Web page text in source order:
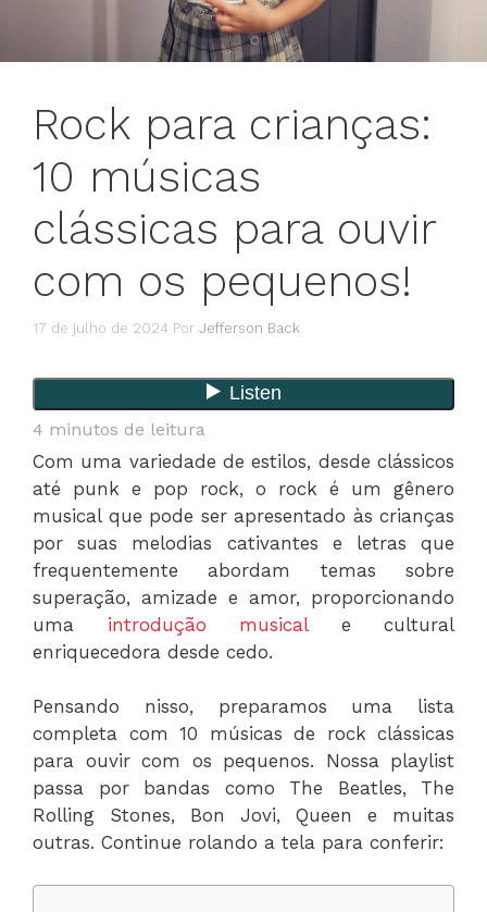
Rock para crianças:
10 músicas
clássicas para ouvir
com os pequenos!
17 de julho de 2024 Por Jefferson Back
4 minutos de leitura
Com uma variedade de estilos, desde clássicos
até punk e pop rock, o rock é um gênero
musical que pode ser apresentado às crianças
por suas melodias cativantes e letras que
frequentemente abordam temas sobre
superação, amizade e amor, proporcionando
uma introdução musicale cultural
enriquecedora desde cedo.
Pensando nisso, preparamos uma lista
completa com 10 músicas de rock clássicas
para ouvir com os pequenos. Nossa playlist
passa por bandas como The Beatles, The
Rolling Stones, Bon Jovi, Queen e muitas
outras. Continue rolando a tela para conferir: